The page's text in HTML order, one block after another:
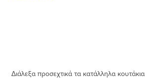
Διάλεξα προσεχτικά τα κατάλληλα κουτάκια